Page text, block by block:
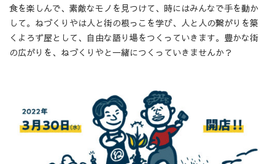
食を楽しんで、素敵なモノを見つけて、時にはみんなで手を動か
して。ねづくりやは人と街の根っこを学び、人と人の繋がりを築
くよろず屋として、自由な語り場をつくっていきます。豊かな街
の広がりを、ねづくりやと一緒につくっていきませんか？